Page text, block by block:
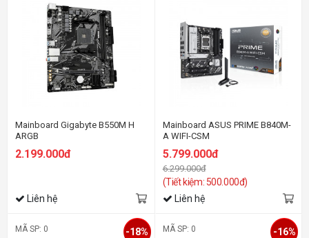
Mainboard Gigabyte B550M H
ARGB
2.199.000đ
Liên hệ
Mainboard ASUS PRIME B840M-
A WIFI-CSM
5.799.000đ
6.299.000đ
(Tiết kiệm: 500.000đ)
Liên hệ
MÃ SP: 0 -18% MÃ SP: 0 -16%